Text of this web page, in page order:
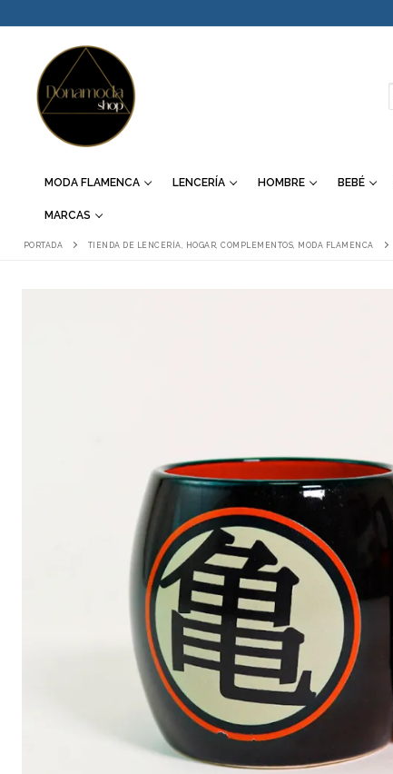
AL
MODA FLAMENCA LENCERÍA HOMBRE BEBÉ
MARCAS
PORTADA TIENDA DE LENCERÍA, HOGAR, COMPLEMENTOS, MODA FLAMENCA